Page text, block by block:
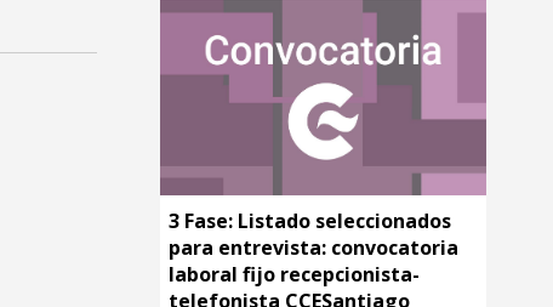
3 Fase: Listado seleccionados
para entrevista: convocatoria
laboral fijo recepcionista-
telefonista CCESantiago